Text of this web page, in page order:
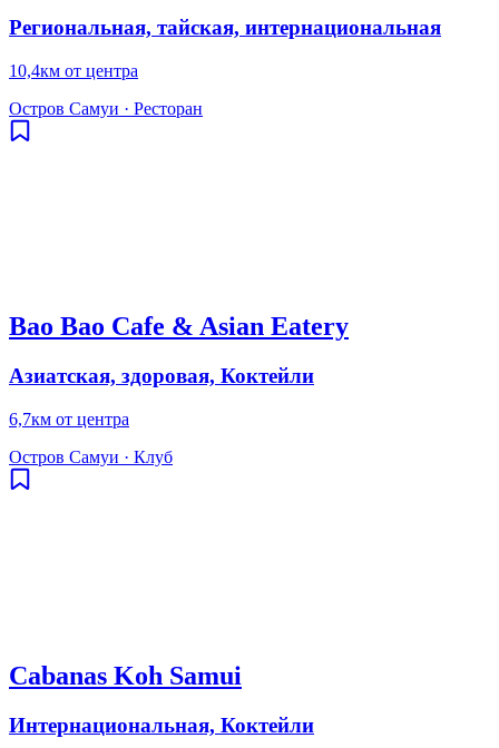
Региональная, тайская, интернациональная
10,4км от центра
Остров Самуи · Ресторан
Bao Bao Cafe & Asian Eatery
Азиатская, здоровая, Коктейли
6,7км от центра
Остров Самуи · Клуб
Cabanas Koh Samui
Интернациональная, Коктейли